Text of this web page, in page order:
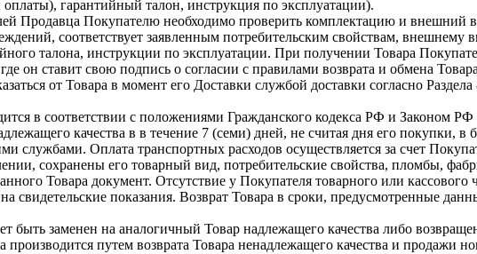
оплаты), гарантийный талон, инструкция по эксплуатации).
Продавца Покупателю необходимо проверить комплектацию и внешний
соответствует заявленным потребительским свойствам, внешнему
талона, инструкции по эксплуатации. При получении Товара
он ставит свою подпись о согласии с правилами возврата и обмена
от Товара в момент его Доставки службой доставки согласно
в соответствии с положениями Гражданского кодекса РФ и Законом
качества в в течение 7 (семи) дней, не считая дня его
службами. Оплата транспортных расходов осуществляется за счет
сохранены его товарный вид, потребительские свойства, пломбы,
Товара документ. Отсутствие у Покупателя товарного или
свидетельские показания. Возврат Товара в сроки, предусмотренные
быть заменен на аналогичный Товар надлежащего качества либо
путем возврата Товара ненадлежащего качества и продажи